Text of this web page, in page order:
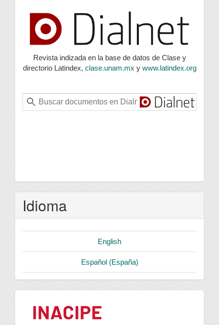
index
Revista indizada en la base de datos de Clase y
directorio Latindex, clase.unam.mx y www.latindex.org
Idioma
English
Español (España)
logo